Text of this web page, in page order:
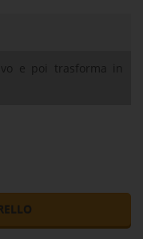
e poi trasforma in